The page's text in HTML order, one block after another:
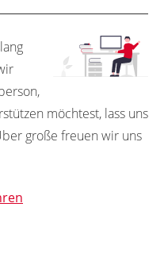
möchtest, lass uns
große freuen wir uns